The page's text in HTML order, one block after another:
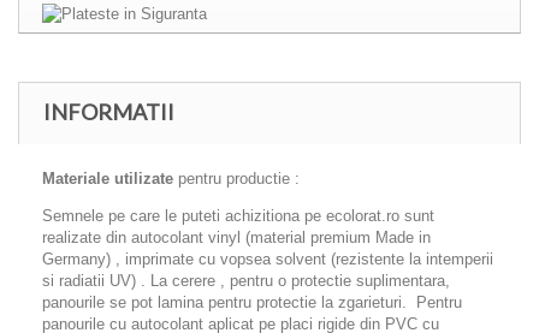
INFORMATII
Materiale utilizate pentru productie :
Semnele pe care le puteti achizitiona pe ecolorat.ro sunt
realizate din autocolant vinyl (material premium Made in
Germany) , imprimate cu vopsea solvent (rezistente la intemperii
si radiatii UV) . La cerere , pentru o protectie suplimentara,
panourile se pot lamina pentru protectie la zgarieturi. Pentru
panourile cu autocolant aplicat pe placi rigide din PVC cu